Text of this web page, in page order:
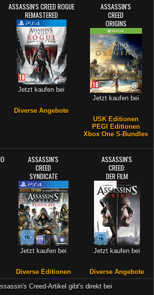
ASSASSIN'S CREED ROGUE
REMASTERED
Jetzt kaufen bei
Diverse Angebote
ASSASSIN'S
CREED
ORIGINS
Jetzt kaufen bei
USK Editionen
PEGI Editionen
Xbox One S-Bundles
ASSASSIN'S
CREED
SYNDICATE
Jetzt kaufen bei
Diverse Editionen
ASSASSIN'S
CREED:
DER FILM
Jetzt kaufen bei
Diverse Angebote
Creed-Artikel gibt's direkt bei